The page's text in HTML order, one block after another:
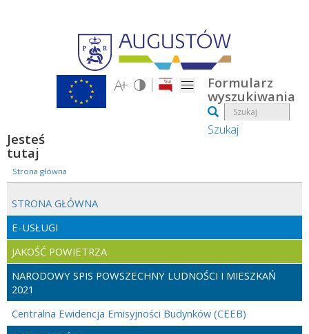
Przejdź do treści
Formularz
wyszukiwania
Szukaj
Jesteś
tutaj
Strona główna
STRONA GŁÓWNA
E-USŁUGI
JAKOŚĆ POWIETRZA
NARODOWY SPIS POWSZECHNY LUDNOŚCI I MIESZKAŃ
2021
Centralna Ewidencja Emisyjności Budynków (CEEB)